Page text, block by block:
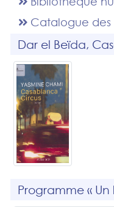
Catalogue des
Dar el Beïda,
Programme «